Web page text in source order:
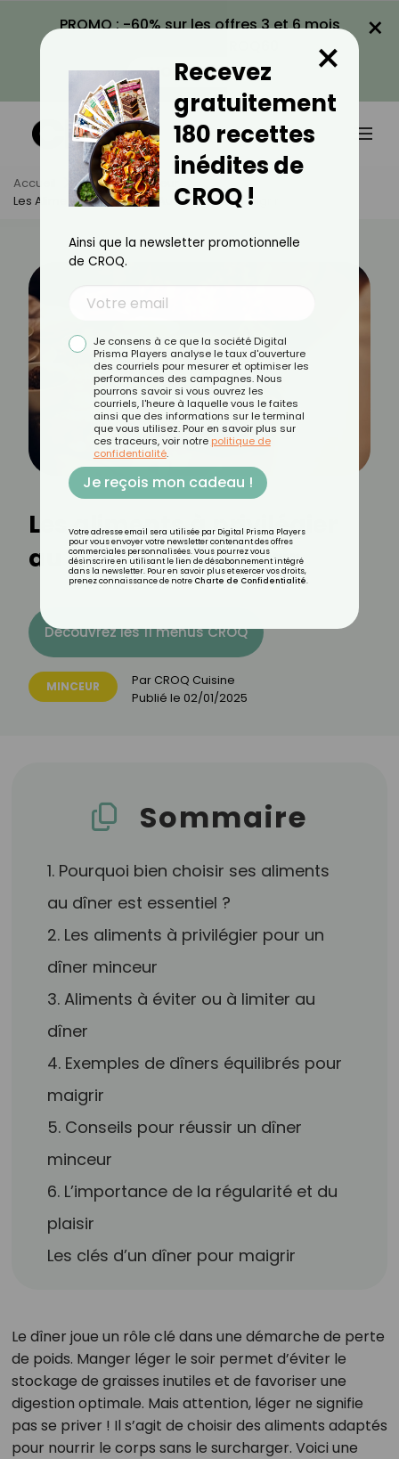
PROMO : -60% sur les offres 3 et 6 mois
VOIR LA PROMO
×
Accueil Actus
Minceur
Les Aliments À Privilégier Au Dîner Pour Maigrir
Les aliments à privilégier
au dîner pour maigrir
Découvrez les 11 menus CROQ
MINCEUR Par CROQ Cuisine
Publié le 02/01/2025
Sommaire
1. Pourquoi bien choisir ses aliments
au dîner est essentiel ?
2. Les aliments à privilégier pour un
dîner minceur
3. Aliments à éviter ou à limiter au
dîner
4. Exemples de dîners équilibrés pour
maigrir
5. Conseils pour réussir un dîner
minceur
6. L’importance de la régularité et du
plaisir
Les clés d’un dîner pour maigrir
Le dîner joue un rôle clé dans une démarche de perte
de poids. Manger léger le soir permet d’éviter le
stockage de graisses inutiles et de favoriser une
digestion optimale. Mais attention, léger ne signifie
pas se priver ! Il s’agit de choisir des aliments adaptés
pour nourrir le corps sans le surcharger. Voici une
Recevez
gratuitement
180 recettes
inédites de
CROQ !
×
Ainsi que la newsletter promotionnelle
de CROQ.
Je consens à ce que la société Digital
Prisma Players analyse le taux d'ouverture
des courriels pour mesurer et optimiser les
performances des campagnes. Nous
pourrons savoir si vous ouvrez les
courriels, l'heure à laquelle vous le faites
ainsi que des informations sur le terminal
que vous utilisez. Pour en savoir plus sur
ces traceurs, voir notre politique de
confidentialité.
Je reçois mon cadeau !
Votre adresse email sera utilisée par Digital Prisma Players
pour vous envoyer votre newsletter contenant des offres
commerciales personnalisées. Vous pourrez vous
désinscrire en utilisant le lien de désabonnement intégré
dans la newsletter. Pour en savoir plus et exercer vos droits,
prenez connaissance de notre Charte de Confidentialité.